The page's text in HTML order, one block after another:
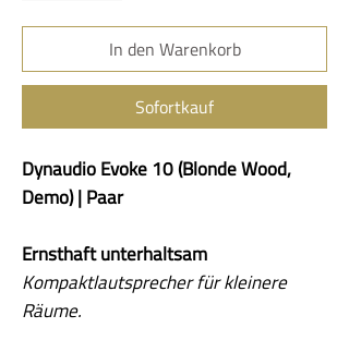
In den Warenkorb
Sofortkauf
Dynaudio Evoke 10 (Blonde Wood,
Demo) | Paar
Ernsthaft unterhaltsam
Kompaktlautsprecher für kleinere
Räume.